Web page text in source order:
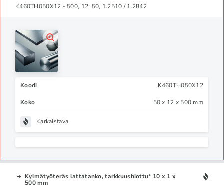
K460TH050X12 - 500, 12, 50, 1.2510 / 1.2842
Koodi K460TH050X12
Koko 50 x 12 x 500 mm
Karkaistava
Kylmätyöteräs lattatanko, tarkkuushiottu* 10 x 1 x
500 mm